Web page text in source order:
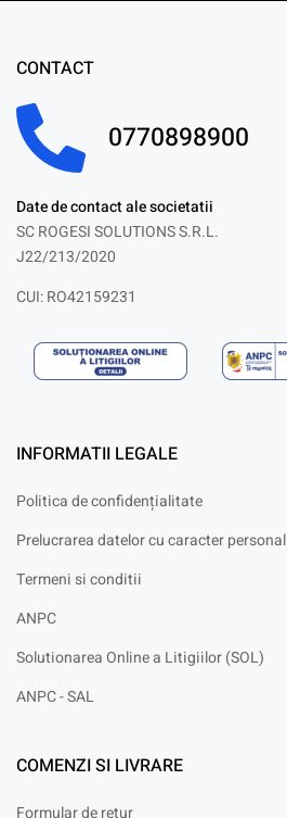
CONTACT
0770898900
Date de contact ale societatii
SC ROGESI SOLUTIONS S.R.L.
J22/213/2020
CUI: RO42159231
INFORMATII LEGALE
Politica de confidențialitate
Prelucrarea datelor cu caracter personal
Termeni si conditii
ANPC
Solutionarea Online a Litigiilor (SOL)
ANPC - SAL
COMENZI SI LIVRARE
Formular de retur